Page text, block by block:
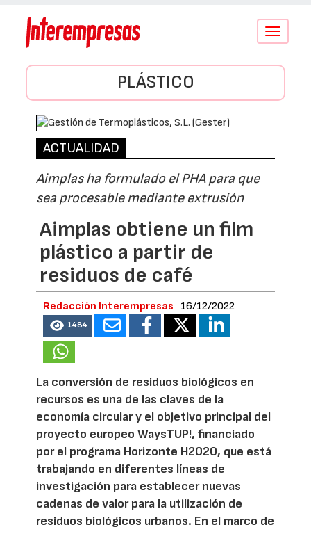
Conmutar
PLÁSTICO
ACTUALIDAD
Aimplas ha formulado el PHA para que
sea procesable mediante extrusión
Aimplas obtiene un film
plástico a partir de
residuos de café
Redacción Interempresas 16/12/2022
1484
La conversión de residuos biológicos en
recursos es una de las claves de la
economía circular y el objetivo principal del
proyecto europeo WaysTUP!, financiado
por el programa Horizonte H2020, que está
trabajando en diferentes líneas de
investigación para establecer nuevas
cadenas de valor para la utilización de
residuos biológicos urbanos. En el marco de